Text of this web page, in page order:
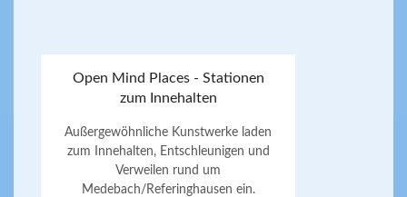
Open Mind Places - Stationen
zum Innehalten
Außergewöhnliche Kunstwerke laden
zum Innehalten, Entschleunigen und
Verweilen rund um
Medebach/Referinghausen ein.